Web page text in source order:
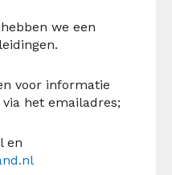
we een
voor informatie
het emailadres;
en